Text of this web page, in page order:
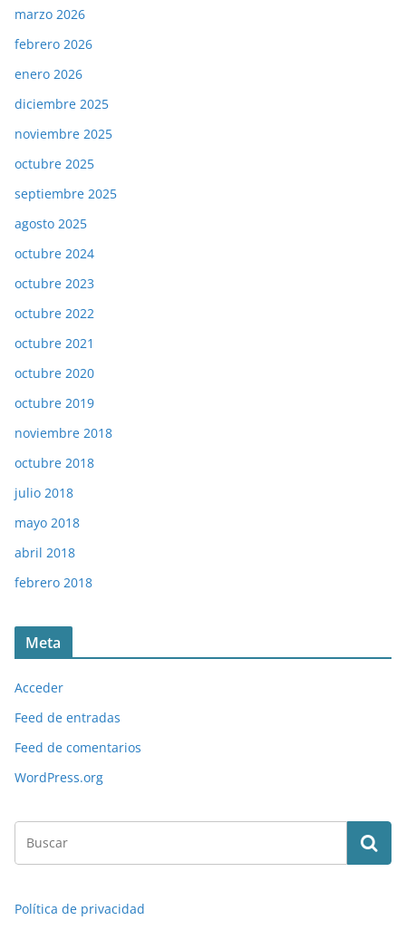
marzo 2026
febrero 2026
enero 2026
diciembre 2025
noviembre 2025
octubre 2025
septiembre 2025
agosto 2025
octubre 2024
octubre 2023
octubre 2022
octubre 2021
octubre 2020
octubre 2019
noviembre 2018
octubre 2018
julio 2018
mayo 2018
abril 2018
febrero 2018
Meta
Acceder
Feed de entradas
Feed de comentarios
WordPress.org
Política de privacidad